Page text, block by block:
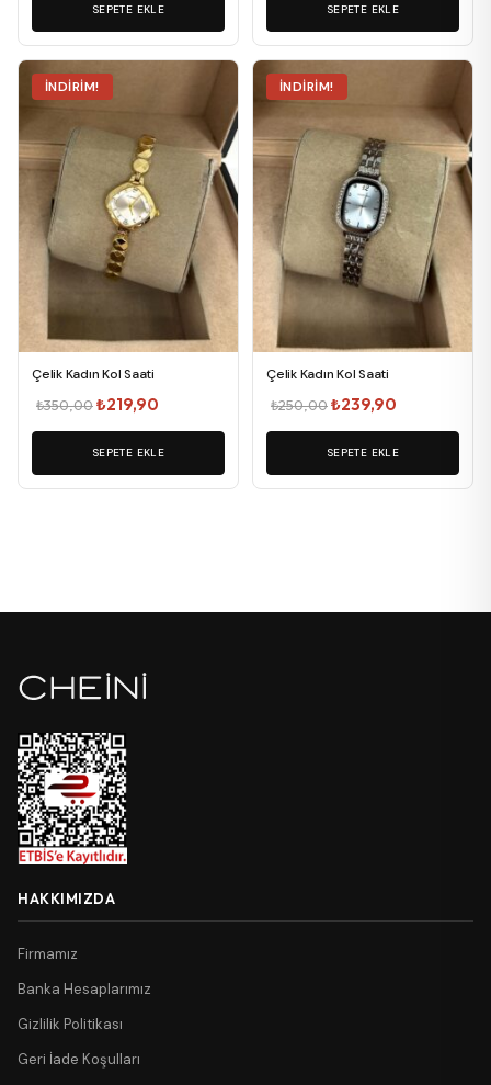
₺550,00.fiyat:
₺499,90.
SEPETE EKLE
₺350,00.fiyat:
₺259,90.
SEPETE EKLE
İNDIRIM!
Çelik Kadın Kol Saati
₺350,00Orijinal
fiyat:
₺350,00.
₺219,90
andaki
fiyat:
SEPETE EKLE
İNDIRIM!
Çelik Kadın Kol Saati
₺250,00Orijinal
fiyat:
₺250,00.
₺239,90
andaki
fiyat:
SEPETE EKLE
HAKKIMIZDA
Firmamız
Banka Hesaplarımız
Gizlilik Politikası
Geri İade Koşulları